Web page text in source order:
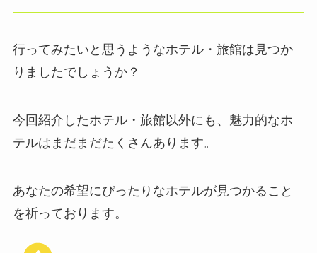
行ってみたいと思うようなホテル・旅館は見つか
りましたでしょうか？
今回紹介したホテル・旅館以外にも、魅力的なホ
テルはまだまだたくさんあります。
あなたの希望にぴったりなホテルが見つかること
を祈っております。